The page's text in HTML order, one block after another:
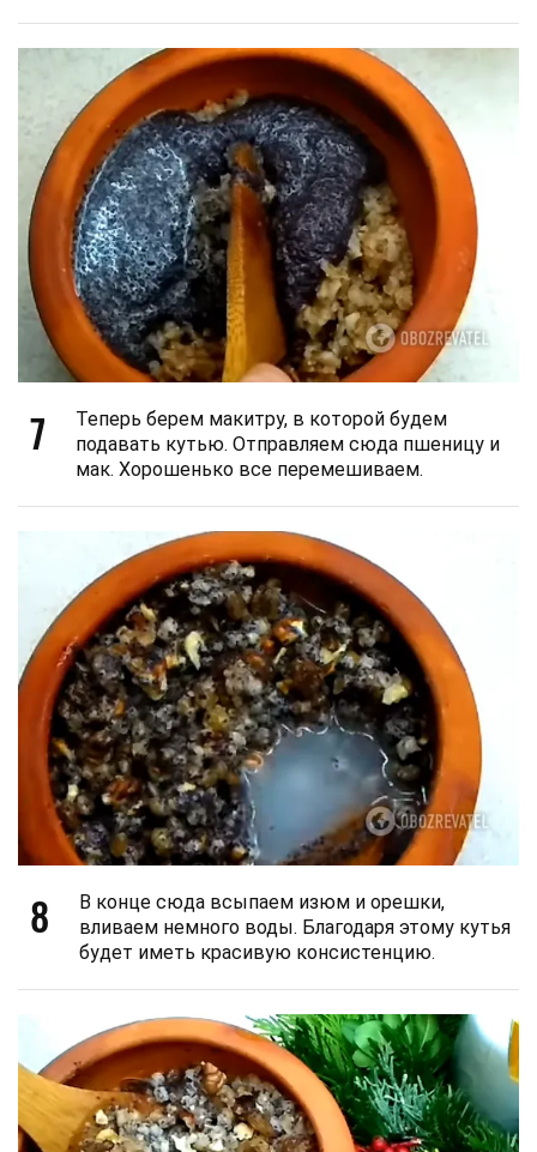
7
Теперь берем макитру, в которой будем
подавать кутью. Отправляем сюда пшеницу и
мак. Хорошенько все перемешиваем.
8
В конце сюда всыпаем изюм и орешки,
вливаем немного воды. Благодаря этому кутья
будет иметь красивую консистенцию.